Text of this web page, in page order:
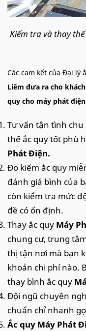
Kiểm tra và thay
Các cam kết của Đại lý
Liêm đưa ra cho
quy cho máy phát
Tư vấn tận tình
thế ắc quy tốt phù
Phát Điện.
Đo kiểm ắc quy
đánh giá bình của
còn kiểm tra mức
đề có ổn định.
Thay ắc quy Máy
chung cư, trung
thị tận nơi mà bạn
khoản chi phí nào.
thay bình ắc quy
Đội ngũ chuyên
chuẩn chỉ nhanh
Ắc quy Máy Phát